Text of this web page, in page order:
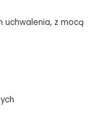
uchwalenia, z mocą